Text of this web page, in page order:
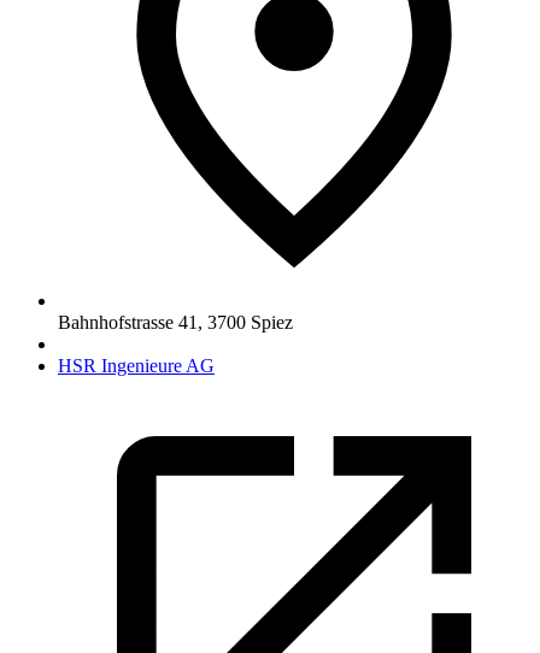
Bahnhofstrasse 41 , 3700 Spiez
HSR Ingenieure AG